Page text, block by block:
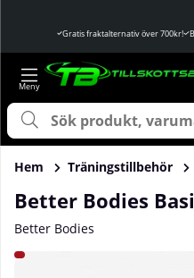
Gratis fraktalternativ över 700kr!
Hem Träningstillbehör
Better Bodies
Better Bodies
Produktbilder Better Bodies